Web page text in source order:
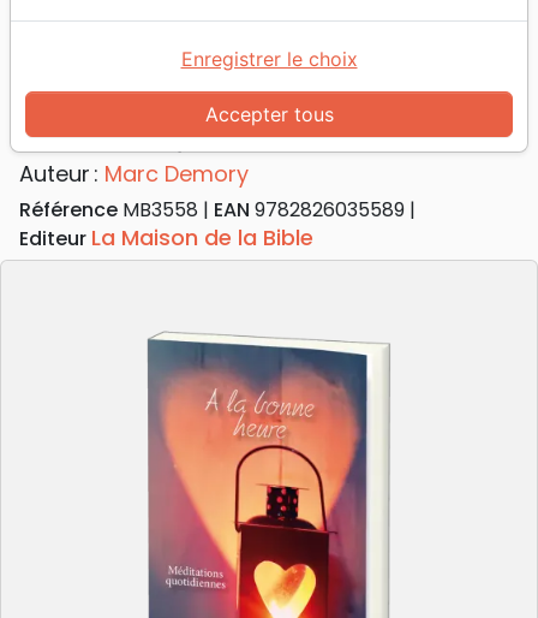
Accueil Livres
Méditations
À la bonne heure - Méditations quotidiennes
À la bonne heure
Méditations quotidiennes
Auteur : Marc Demory
Référence MB3558 EAN 9782826035589
Editeur La Maison de la Bible
Accepter tous
Enregistrer le choix